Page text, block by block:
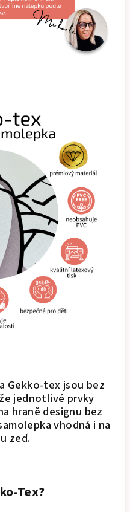
Gekko-tex jsou bez
jednotlivé prvky
hraně designu bez
vhodná i na
zeď.
Tex?